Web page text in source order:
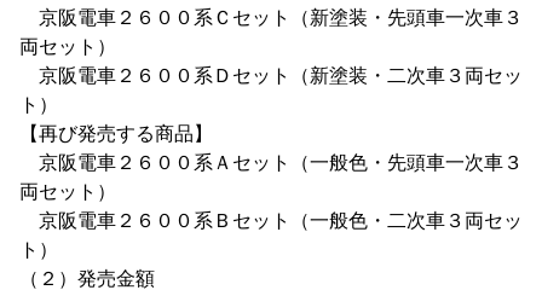
京阪電車２６００系Ｃセット（新塗装・先頭車一次車３
両セット）
京阪電車２６００系Ｄセット（新塗装・二次車３両セッ
ト）
【再び発売する商品】
京阪電車２６００系Ａセット（一般色・先頭車一次車３
両セット）
京阪電車２６００系Ｂセット（一般色・二次車３両セッ
ト）
（２）発売金額